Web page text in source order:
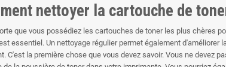
nettoyer la cartouche de
que vous possédiez les cartouches de toner les plus chères
essentiel. Un nettoyage régulier permet également
C'est la première chose que vous devez savoir. Vous ne devez